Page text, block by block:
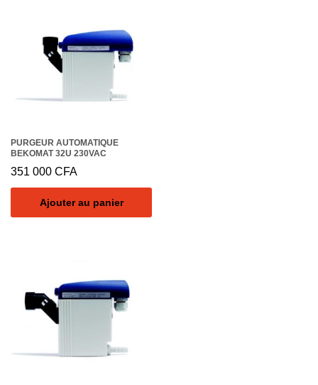
PURGEUR AUTOMATIQUE
BEKOMAT 32U 230VAC
351 000 CFA
Ajouter au panier